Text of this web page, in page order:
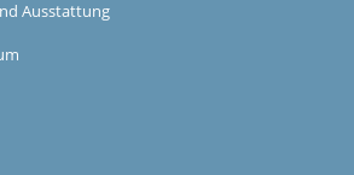
Ausstattung